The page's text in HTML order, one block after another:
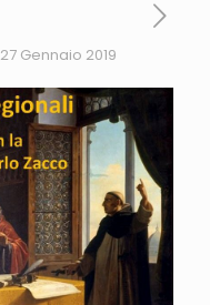
27 Gennaio 2019